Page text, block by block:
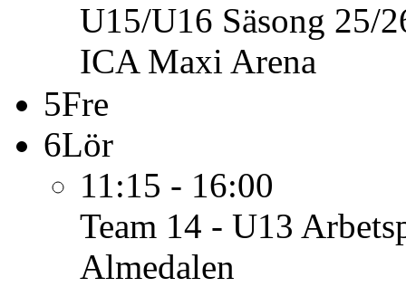
U15/U16 Säsong 25/
ICA Maxi Arena
5Fre
6Lör
11:15 - 16:00
Team 14 - U13
Almedalen